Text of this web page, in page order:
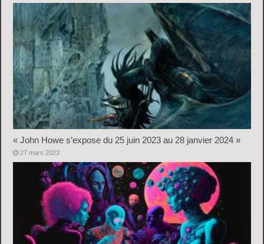
« John Howe s’expose du 25 juin 2023 au 28 janvier 2024 »
27 mars 2023